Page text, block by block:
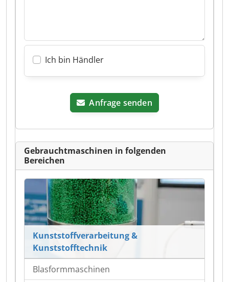
Ich bin Händler
Anfrage senden
Gebrauchtmaschinen in folgenden
Bereichen
Kunststoffverarbeitung &
Kunststofftechnik
Blasformmaschinen